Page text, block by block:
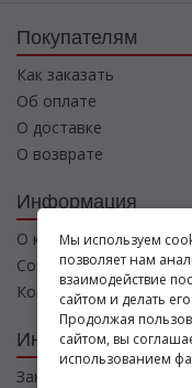
Покупателям
Как заказать
Об оплате
О доставке
О возврате
Информация
О компании
Соглашение
Контакты
Интернет магазин
Заказы
Мы используем
позволяет нам
взаимодействие
сайтом и делать
Продолжая
сайтом, вы
использованием